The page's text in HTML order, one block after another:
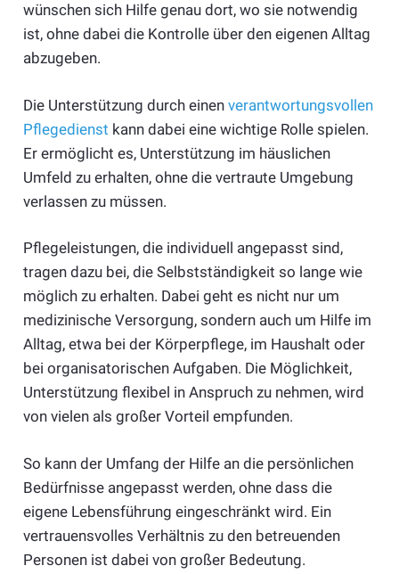
wünschen sich Hilfe genau dort, wo sie notwendig
ist, ohne dabei die Kontrolle über den eigenen Alltag
abzugeben.
Die Unterstützung durch einen verantwortungsvollen
Pflegedienst kann dabei eine wichtige Rolle spielen.
Er ermöglicht es, Unterstützung im häuslichen
Umfeld zu erhalten, ohne die vertraute Umgebung
verlassen zu müssen.
Pflegeleistungen, die individuell angepasst sind,
tragen dazu bei, die Selbstständigkeit so lange wie
möglich zu erhalten. Dabei geht es nicht nur um
medizinische Versorgung, sondern auch um Hilfe im
Alltag, etwa bei der Körperpflege, im Haushalt oder
bei organisatorischen Aufgaben. Die Möglichkeit,
Unterstützung flexibel in Anspruch zu nehmen, wird
von vielen als großer Vorteil empfunden.
So kann der Umfang der Hilfe an die persönlichen
Bedürfnisse angepasst werden, ohne dass die
eigene Lebensführung eingeschränkt wird. Ein
vertrauensvolles Verhältnis zu den betreuenden
Personen ist dabei von großer Bedeutung.